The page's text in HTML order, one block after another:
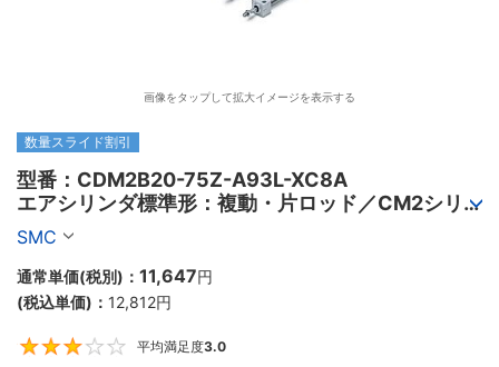
画像をタップして拡大イメージを表示する
数量スライド割引
型番：CDM2B20-75Z-A93L-XC8A
エアシリンダ標準形：複動・片ロッド／CM2シリ
ーズ
SMC
通常単価(税別)： 11,647円
(税込単価)： 12,812円
平均満足度3.0